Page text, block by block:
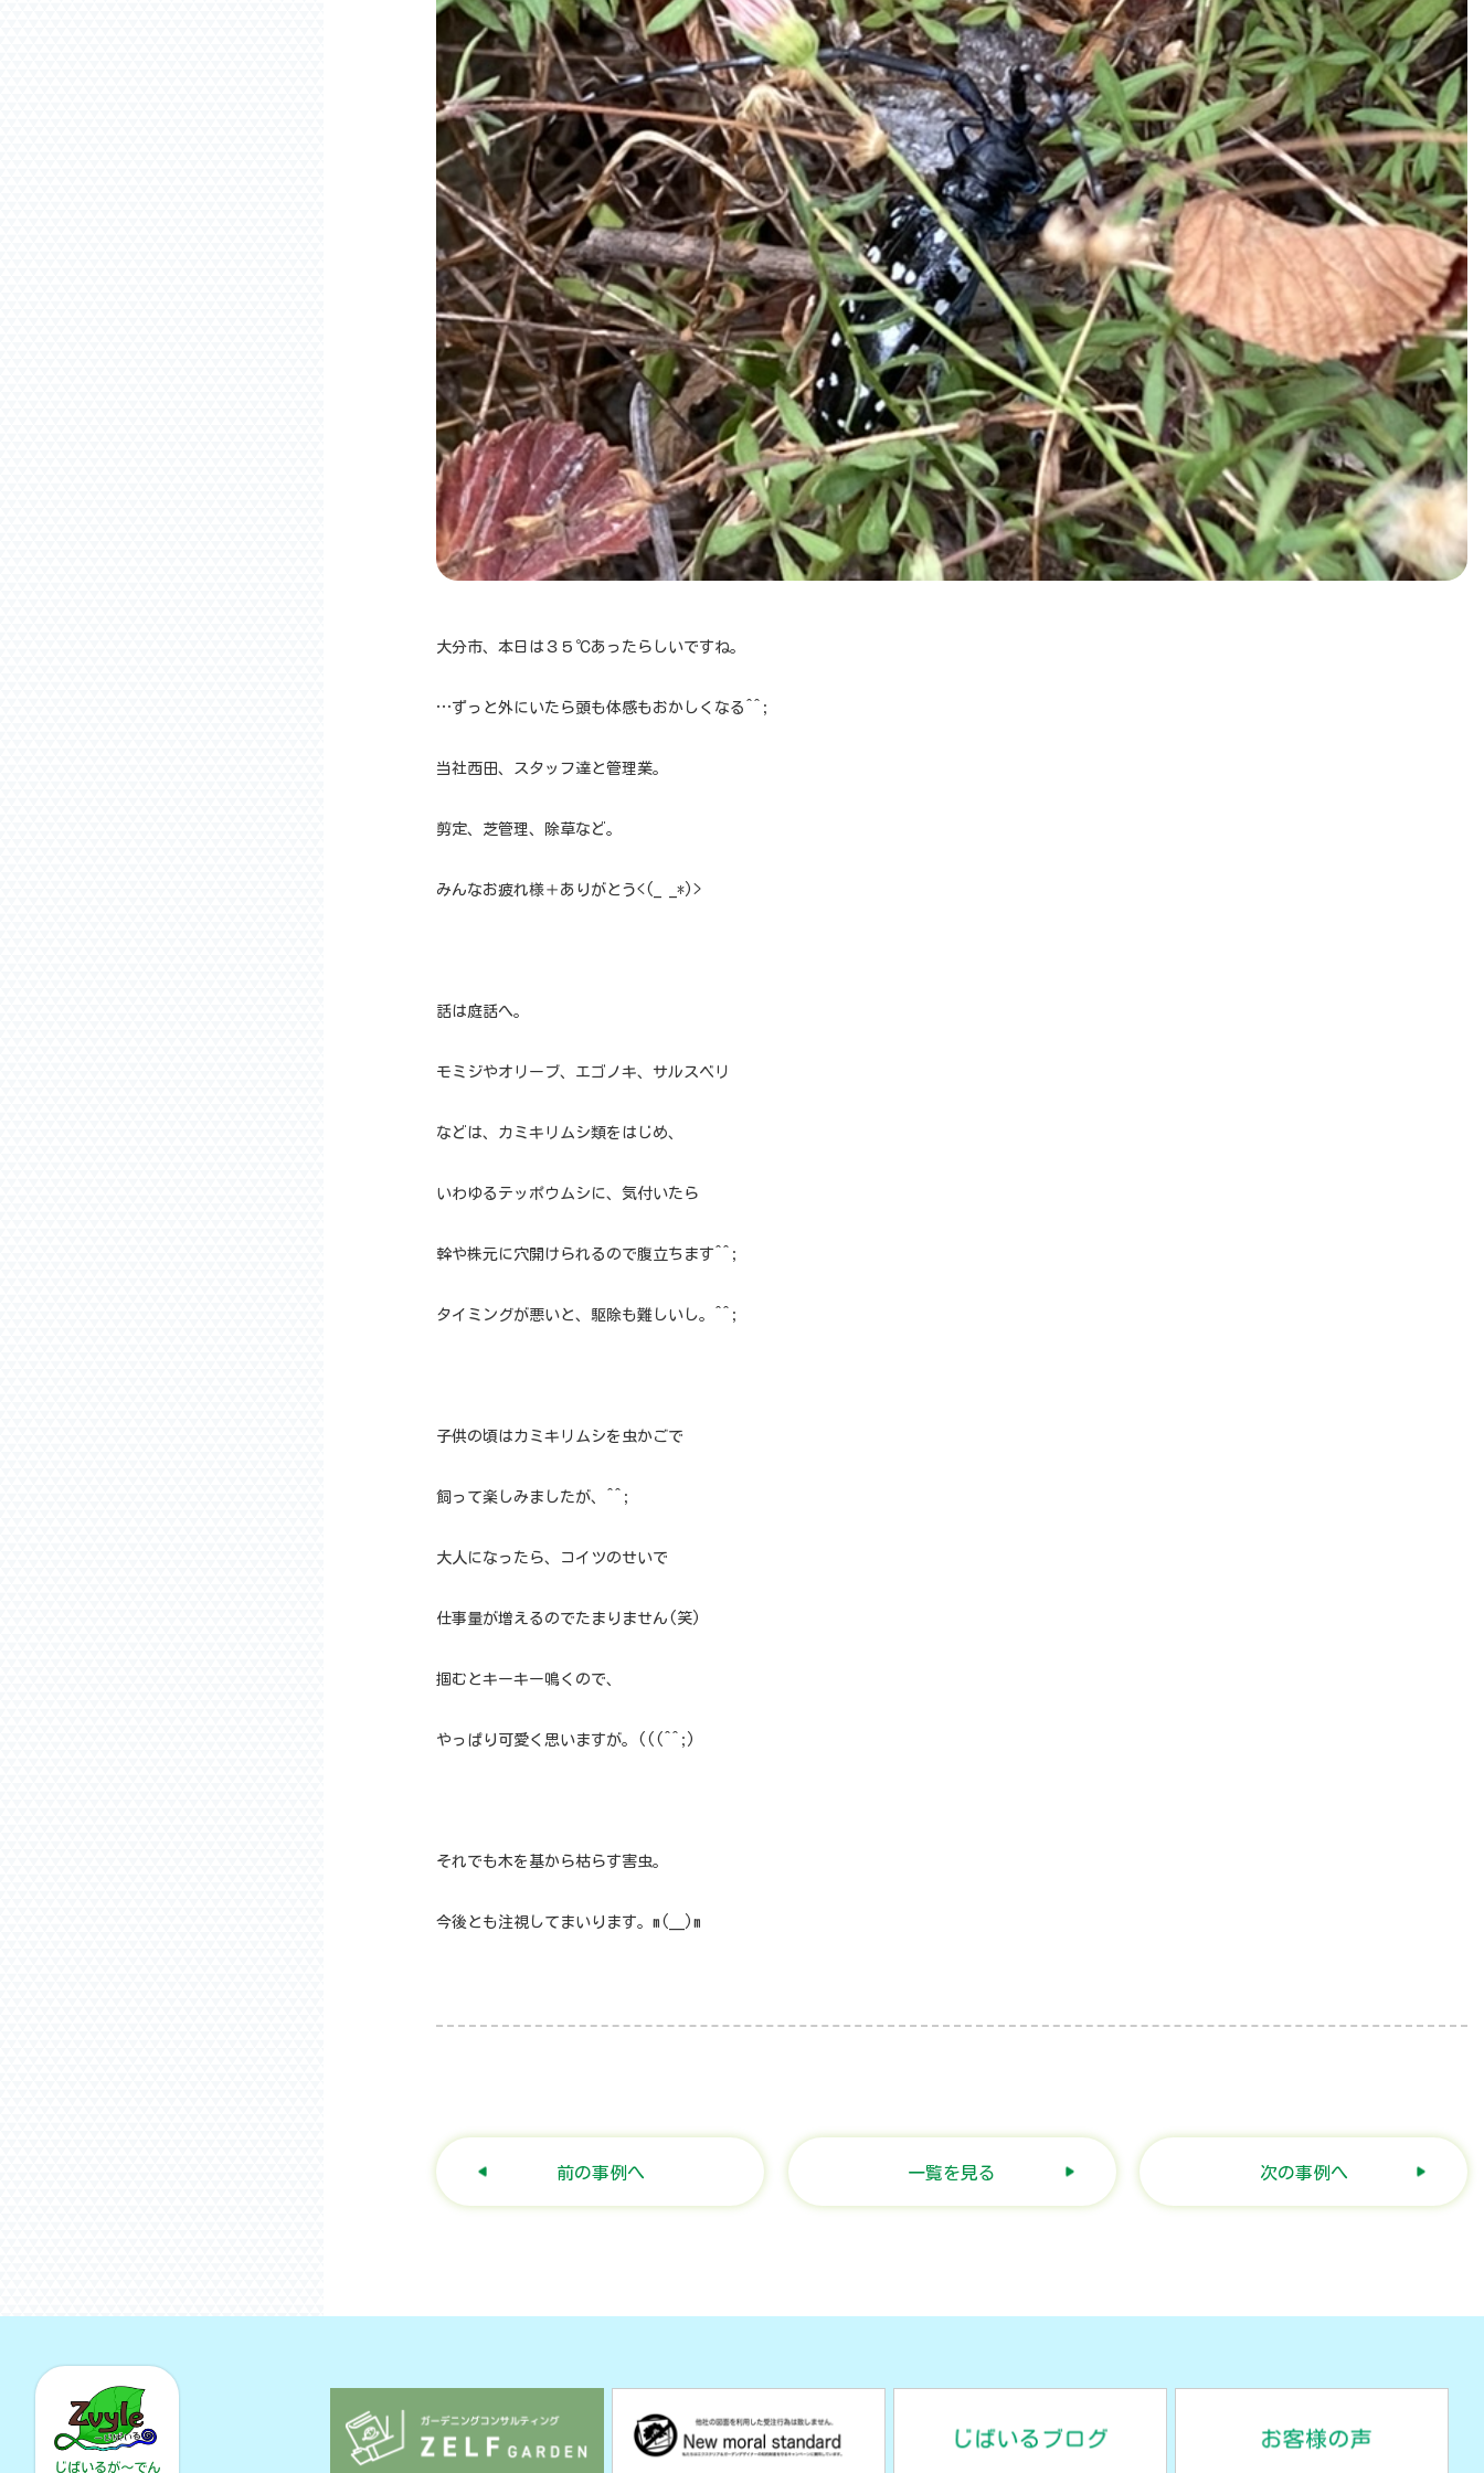
大分市、本日は３５℃あったらしいですね。
…ずっと外にいたら頭も体感もおかしくなる^^;
当社西田、スタッフ達と管理業。
剪定、芝管理、除草など。
みんなお疲れ様＋ありがとう<(_ _*)>
話は庭話へ。
モミジやオリーブ、エゴノキ、サルスベリ
などは、カミキリムシ類をはじめ、
いわゆるテッポウムシに、気付いたら
幹や株元に穴開けられるので腹立ちます^^;
タイミングが悪いと、駆除も難しいし。^^;
子供の頃はカミキリムシを虫かごで
飼って楽しみましたが、^^;
大人になったら、コイツのせいで
仕事量が増えるのでたまりません(笑)
掴むとキーキー鳴くので、
やっぱり可愛く思いますが。(((^^;)
それでも木を基から枯らす害虫。
今後とも注視してまいります。m(__)m
前の事例へ 次の事例へ
一覧を見る